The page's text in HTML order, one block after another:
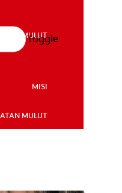
MULUT
MISI
MULUT
Toggle
Gigi